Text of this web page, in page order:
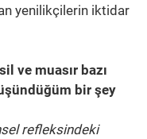
yenilikçilerin iktidar
ve muasır bazı
bir şey
refleksindeki